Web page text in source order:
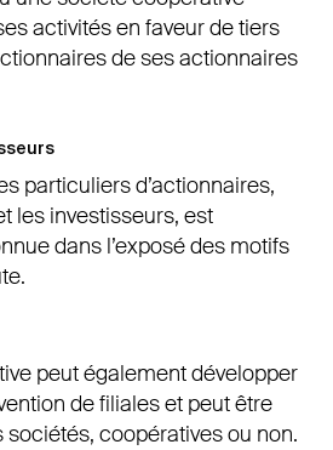
activités en faveur de tiers
de ses actionnaires
particuliers d’actionnaires,
les investisseurs, est
dans l’exposé des motifs
peut également développer
de filiales et peut être
sociétés, coopératives ou non.